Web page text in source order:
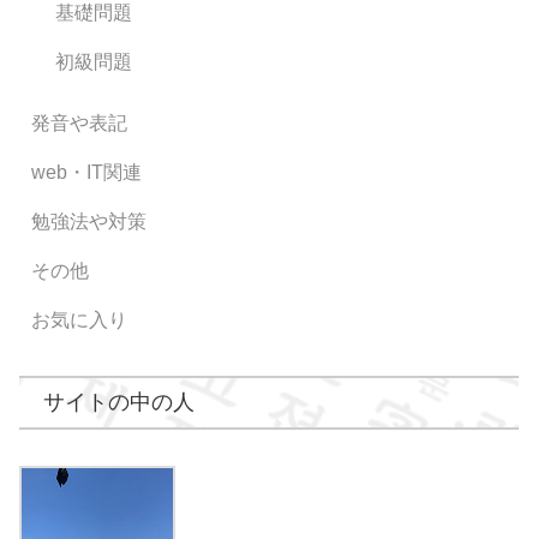
基礎問題
初級問題
発音や表記
web・IT関連
勉強法や対策
その他
お気に入り
サイトの中の人
うぉんぎ